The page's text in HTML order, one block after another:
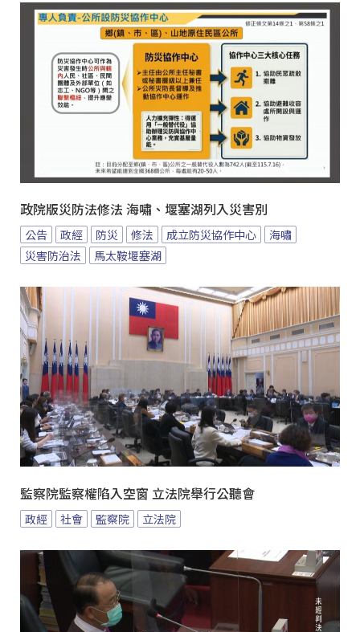
政院版災防法修法 海嘯、堰塞湖列入災害別
公告 政經 防災 修法 成立防災協作中心
海嘯
災害防治法
馬太鞍堰塞湖
監察院監察權陷入空窗 立法院舉行公聽會
政經 社會 監察院 立法院